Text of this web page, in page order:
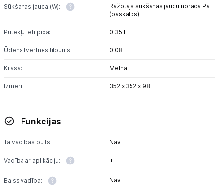
Sports un atpūta
Tehnikas izvešana
Sūkšanas jauda (W):
Ražotājs sūkšanas jaudu norāda Pa
(paskālos)
Putekļu ietilpība: 0.35 l
Ūdens tvertnes tilpums: 0.08 l
Krāsa: Melna
Izmēri: 352 x 352 x 98
Funkcijas
Tālvadības pults: Nav
Vadība ar aplikāciju: Ir
Balss vadība: Nav